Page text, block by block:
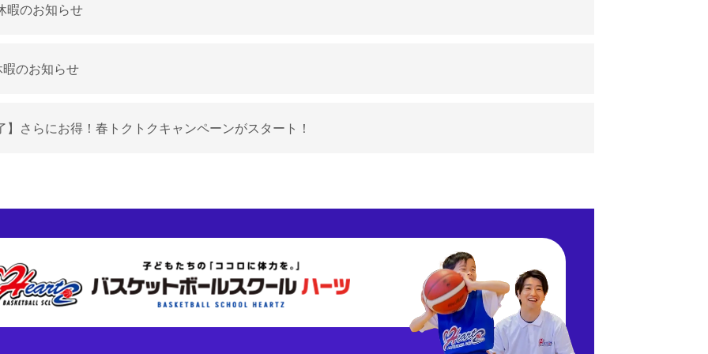
暇のお知らせ
暇のお知らせ
】さらにお得！春トクトクキャンペーンがスタート！